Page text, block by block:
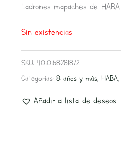
Ladrones mapaches de HABA
Sin existencias
SKU: 4010168281872
Categorías: 8 años y más, HABA,
Añadir a lista de deseos